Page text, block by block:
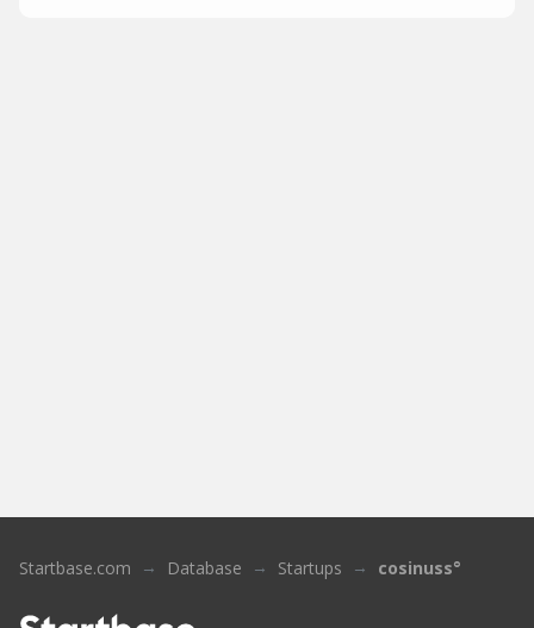
Startbase.com Database Startups cosinuss°